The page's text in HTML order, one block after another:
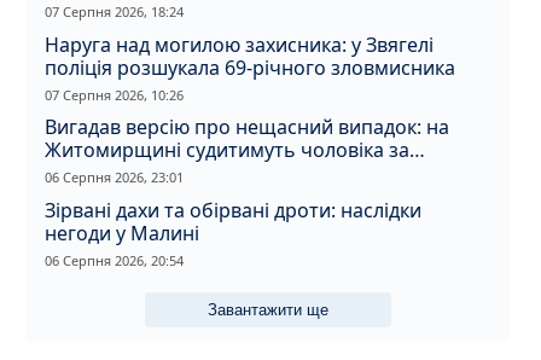
07 Серпня 2026, 18:24
Наруга над могилою захисника: у Звягелі
поліція розшукала 69-річного зловмисника
07 Серпня 2026, 10:26
Вигадав версію про нещасний випадок: на
Житомирщині судитимуть чоловіка за
вбивство співмешканки
06 Серпня 2026, 23:01
Зірвані дахи та обірвані дроти: наслідки
негоди у Малині
06 Серпня 2026, 20:54
Завантажити ще